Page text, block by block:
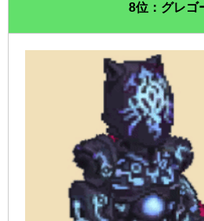
8位：グレゴ